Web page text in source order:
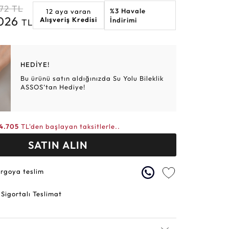
Elmas Bilezikler
Altın Tesbihler
Altın Hasır Setler
Violet Burç
TL
TL
12 aya varan
Alışveriş Kredisi
%3 Havale
İndirimi
HEDİYE!
Bu ürünü satın aldığınızda Su Yolu Bileklik
ASSOS’tan Hediye!
TL'den başlayan taksitlerle..
SATIN ALIN
teslim
Teslimat